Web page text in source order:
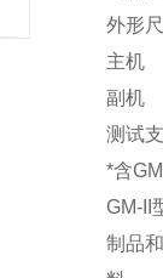
外形
主机
副机
测试
*含
GM-II
制品